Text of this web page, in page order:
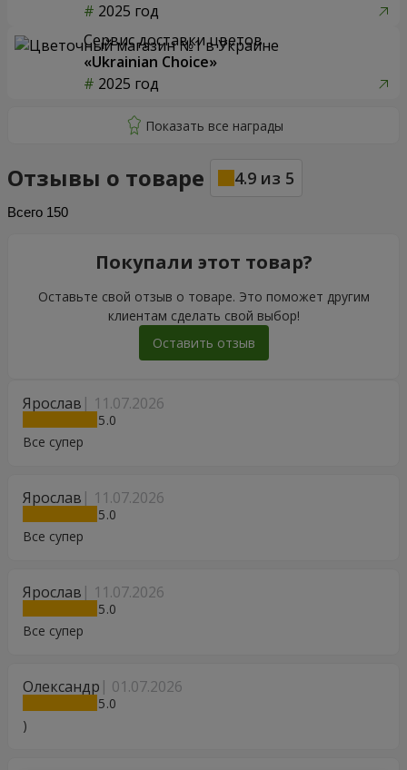
2025 год
Сервис доставки цветов
«Ukrainian Choice»
2025 год
Отзывы о товаре 4.9 из 5
Всего 150
Ярослав 11.07.2026
5
Все супер
Ярослав 11.07.2026
5
Все супер
Ярослав 11.07.2026
5
Все супер
Олександр 01.07.2026
5
)
Покупали этот товар?
Оставьте свой отзыв о товаре. Это поможет другим
клиентам сделать свой выбор!
Оставить отзыв